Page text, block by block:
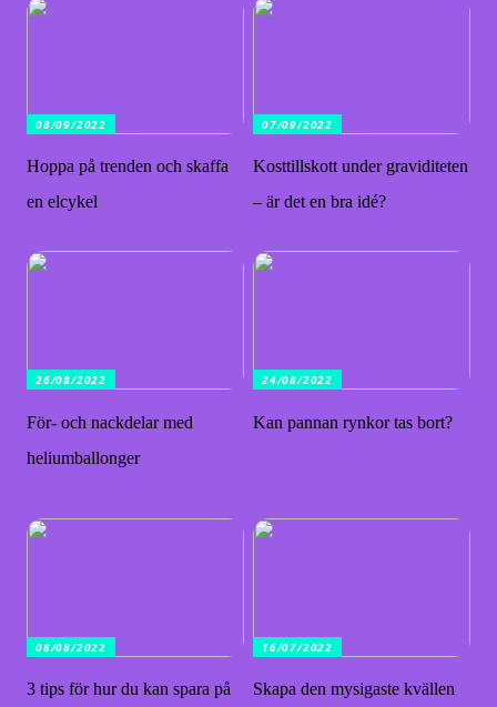
08/09/2022
Hoppa på trenden och skaffa
en elcykel
07/09/2022
Kosttillskott under graviditeten
– är det en bra idé?
26/08/2022
För- och nackdelar med
heliumballonger
24/08/2022
Kan pannan rynkor tas bort?
08/08/2022
3 tips för hur du kan spara på
16/07/2022
Skapa den mysigaste kvällen